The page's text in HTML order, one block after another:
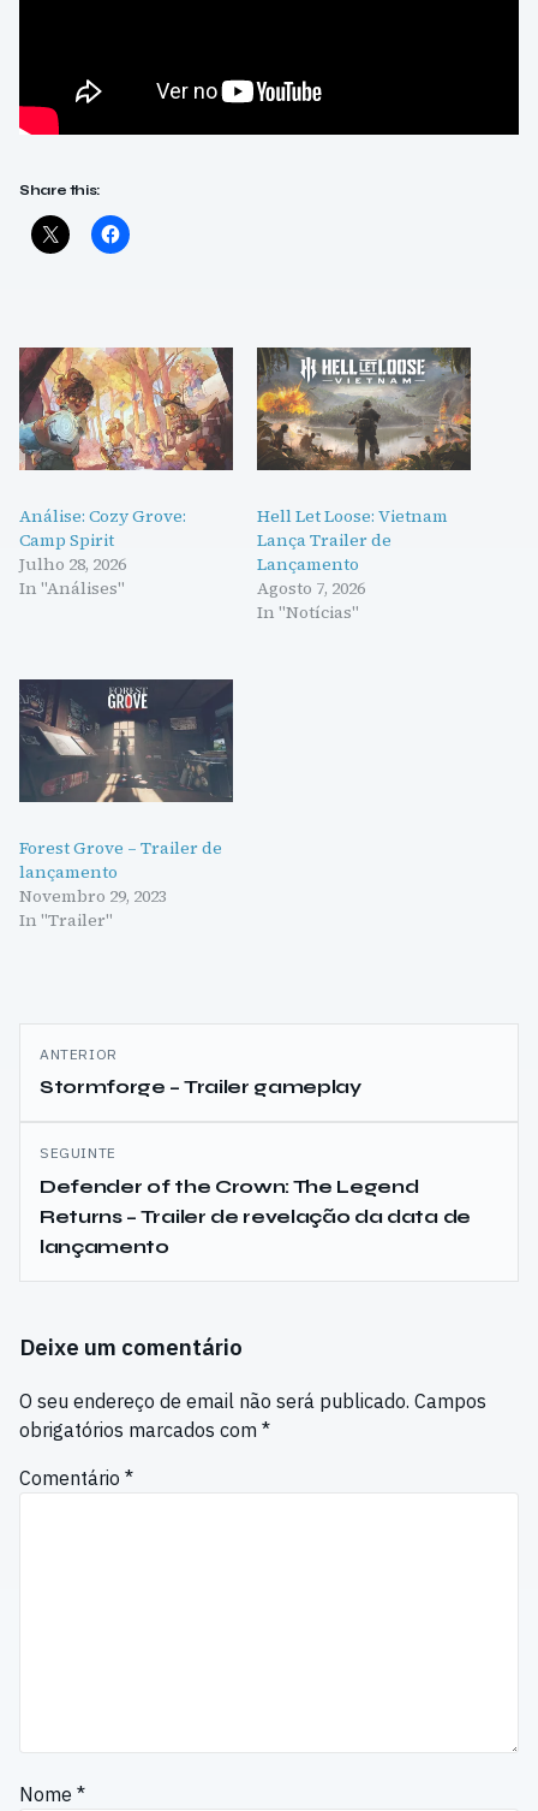
Share this:
Análise: Cozy Grove:
Camp Spirit
Julho 28, 2026
In "Análises"
Hell Let Loose: Vietnam
Lança Trailer de
Lançamento
Agosto 7, 2026
In "Notícias"
Forest Grove – Trailer de
lançamento
Novembro 29, 2023
In "Trailer"
Navegação
de
artigos
ANTERIOR
Stormforge – Trailer gameplay
SEGUINTE
Defender of the Crown: The Legend
Returns – Trailer de revelação da data de
lançamento
Deixe um comentário
O seu endereço de email não será publicado. Campos
obrigatórios marcados com *
Comentário *
Nome *